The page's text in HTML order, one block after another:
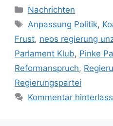
Kategorien
Nachrichten
Schlagwörter
Anpassung Politik,
Frust, neos regierung
Parlament Klub, Pinke
Reformanspruch,
Regierungspartei
Kommentar